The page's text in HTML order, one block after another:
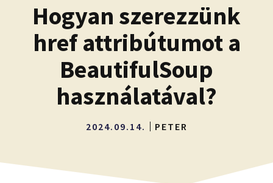
Hogyan szerezzünk
href attribútumot a
BeautifulSoup
használatával?
2024.09.14. PETER